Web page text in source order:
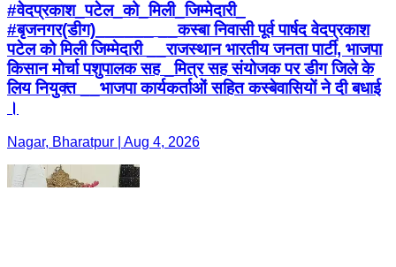
#वेदप्रकाश_पटेल_को_मिली_जिम्मेदारी_
#बृजनगर(डीग)______ __कस्बा निवासी पूर्व पार्षद वेदप्रकाश
पटेल को मिली जिम्मेदारी __राजस्थान भारतीय जनता पार्टी, भाजपा
किसान मोर्चा पशुपालक सह _मित्र सह संयोजक पर डीग जिले के
लिय नियुक्त __भाजपा कार्यकर्ताओं सहित कस्बेवासियों ने दी बधाई
।
Nagar, Bharatpur | Aug 4, 2026